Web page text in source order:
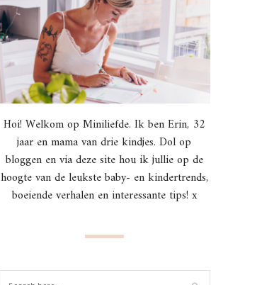
Hoi! Welkom op Miniliefde. Ik ben Erin, 32
jaar en mama van drie kindjes. Dol op
bloggen en via deze site hou ik jullie op de
hoogte van de leukste baby- en kindertrends,
boeiende verhalen en interessante tips! x